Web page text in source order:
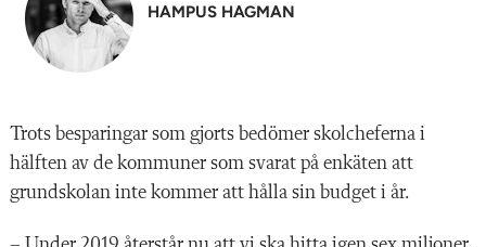
HAMPUS HAGMAN
T rots besparingar som gjorts bedömer skolcheferna i
hälften av de kommuner som svarat på enkäten att
grundskolan inte kommer att hålla sin budget i år.